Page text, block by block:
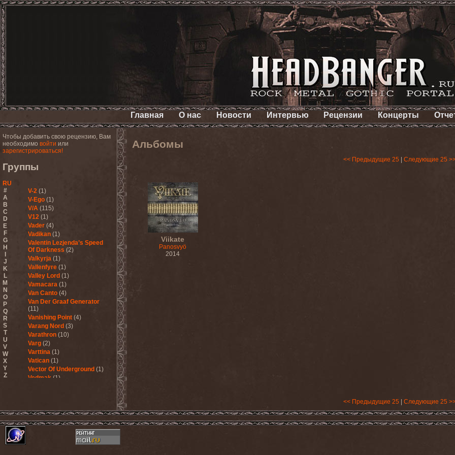
Главная О нас Новости Интервью Рецензии Концерты
Чтобы добавить свою рецензию, Вам
необходимо войти или
зарегистрироваться!
Группы
RU
#
A
B
C
D
E
F
G
H
J
K
L
M
N
O
P
Q
R
S
T
U
V
W
X
Y
Z
V-2 (1)
V-Ego (1)
V/A (115)
V12 (1)
Vader (4)
Vadikan (1)
Valentin Lezjenda’s Speed
Of Darkness (2)
Valkyrja (1)
Vallenfyre (1)
Valley Lord (1)
Vamacara (1)
Van Canto (4)
Van Der Graaf Generator
(11)
Vanishing Point (4)
Varang Nord (3)
Varathron (10)
Varg (2)
Varttina (1)
Vatican (1)
Vector Of Underground (1)
Vedmak (1)
Venom Inc. (2)
Veratrum (1)
Verba & Оля Пулатова (1)
Альбомы
<< Предыдущие 25 Следующие 25
Viikate
Panosvyö
2014
<< Предыдущие 25 Следующие 25